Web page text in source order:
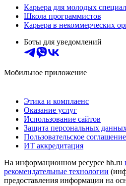
Карьера для молодых
Школа программистов
Карьера в некоммерческих
Боты для уведомлений
Мобильное приложение
Этика и комплаенс
Оказание услуг
Использование сайтов
Защита персональных
Пользовательское соглашение
ИТ аккредитация
На информационном ресурсе hh.ru
рекомендательные технологии
предоставления информации на